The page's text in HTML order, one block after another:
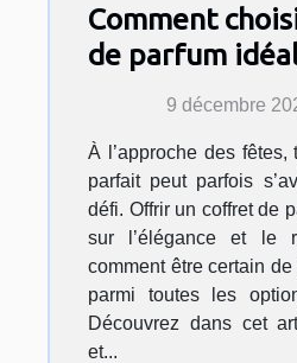
Comment
de parfum
fêtes ?9 décembre
À l’approche des fêtes,
parfait peut parfois
défi. Offrir un coffret de
sur l’élégance et le
comment être certain
parmi toutes les
Découvrez dans cet
et...